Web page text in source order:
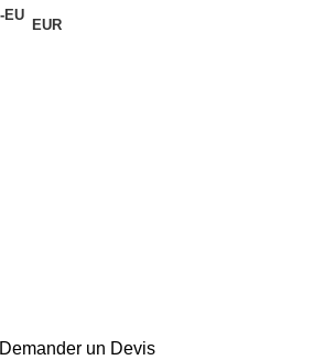
EUR
Demander un Devis